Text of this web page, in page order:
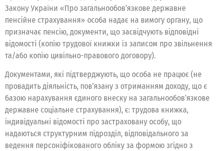
Закону України «Про загальнообов’язкове державне
пенсійне страхування» особа надає на вимогу органу, що
призначає пенсію, документи, що засвідчують відповідні
відомості (копію трудової книжки із записом про звільнення
та/або копію цивільно-правового договору).
Документами, які підтверджують, що особа не працює (не
провадить діяльність, пов’язану з отриманням доходу, що є
базою нарахування єдиного внеску на загальнообов’язкове
державне соціальне страхування), є: трудова книжка,
індивідуальні відомості про застраховану особу, що
надаються структурним підрозділ, відповідального за
ведення персоніфікованого обліку за формою згідно з